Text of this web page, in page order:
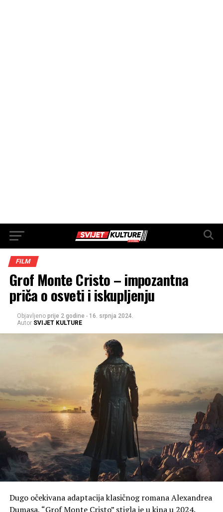
FILM
Grof Monte Cristo – impozantna
priča o osveti i iskupljenju
Objavljeno prije 2 godine - 16. srpnja 2024.
Autor SVIJET KULTURE
Dugo očekivana adaptacija klasičnog romana Alexandrea
Dumasa, “Grof Monte Cristo” stigla je u kina u 2024.